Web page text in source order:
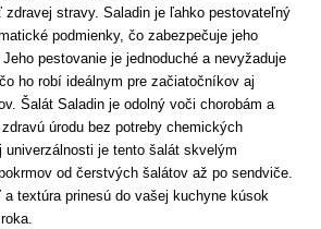
stravy. Saladin je ľahko pestovateľný
podmienky, čo zabezpečuje jeho
pestovanie je jednoduché a nevyžaduje
ho robí ideálnym pre začiatočníkov aj
Šalát Saladin je odolný voči chorobám a
úrodu bez potreby chemických
univerzálnosti je tento šalát skvelým
od čerstvých šalátov až po sendviče.
textúra prinesú do vašej kuchyne kúsok